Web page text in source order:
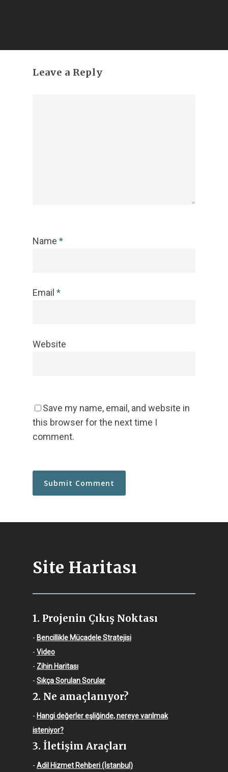
Leave a Reply
Name *
Email *
Website
Save my name, email, and website in
this browser for the next time I
comment.
Site Haritası
1. Projenin Çıkış Noktası
- Bencillikle Mücadele Stratejisi
- Video
- Zihin Haritası
- Sıkça Sorulan Sorular
2. Ne amaçlanıyor?
- Hangi değerler eşliğinde, nereye varılmak
isteniyor?
3. İletişim Araçları
- Adil Hizmet Rehberi (İstanbul)